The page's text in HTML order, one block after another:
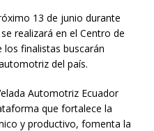
13 de junio durante
realizará en el Centro de
los finalistas buscarán
del país.
Automotriz Ecuador
que fortalece la
y productivo, fomenta la